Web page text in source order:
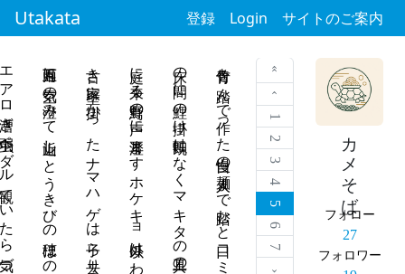
Utakata 登録 Login サイトのご案内
カメそば
フォロー
27
フォロワー
« 最初
‹ 前
1
2
3
4
5
6
7
次 ›
青竹を 踏んで作った 自慢の麺 人まで踏むと 口コミにあり
床の間に 鯉の掛け軸 既になく マキタの工具の 充電を待つ
庭に来る 野鳥の声に 耳澄ます ホケキョ以外は わからぬ歌詠み
古き家 壁に掛かった ナマハゲは 子ら去り後も 泣く子を探す
五月雨に 空気の澄みて 山近し とうきびの穂 ほのかに香る
エアロ漕ぎ 弱虫ペダル 観ていたら 気づけば山で 我も坂道